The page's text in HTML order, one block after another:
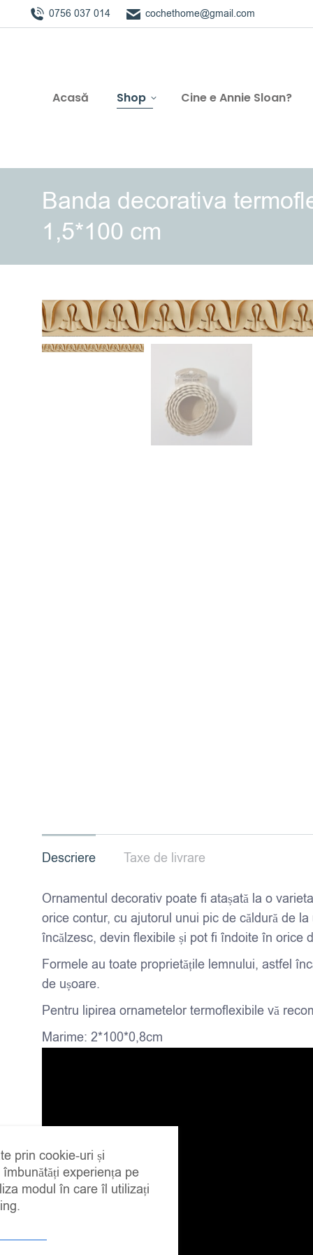
0756 037 014 cochethome@gmail.com
Acasă Shop Cine e Annie Sloan?
Banda decorativa
1,5*100 cm
Descriere Taxe de livrare
Ornamentul decorativ poate fi atașată la o
orice contur, cu ajutorul unui pic de căldură de
încălzesc, devin flexibile și pot fi îndoite în orice
Formele au toate proprietățile lemnului, astfel
de ușoare.
Pentru lipirea ornametelor termoflexibile vă
Marime: 2*100*0,8cm
prin cookie-uri și
experiența pe
modul în care îl utilizați